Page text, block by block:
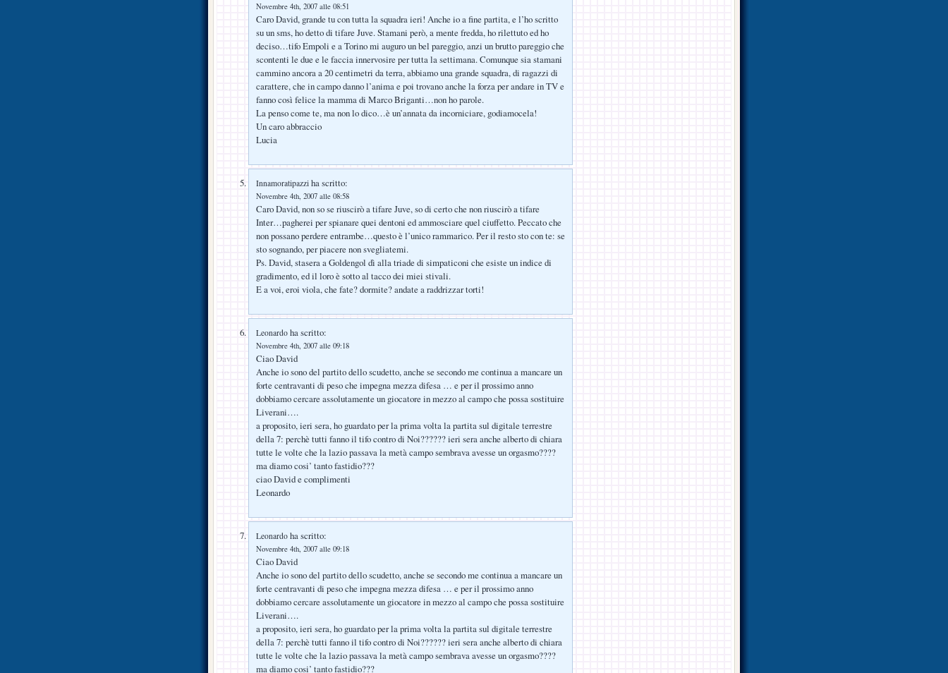
Novembre 4th, 2007 alle 08:51
Caro David, grande tu con tutta la squadra ieri! Anche io a fine partita, e l’ho scritto
su un sms, ho detto di tifare Juve. Stamani però, a mente fredda, ho rilettuto ed ho
deciso…tifo Empoli e a Torino mi auguro un bel pareggio, anzi un brutto pareggio che
scontenti le due e le faccia innervosire per tutta la settimana. Comunque sia stamani
cammino ancora a 20 centimetri da terra, abbiamo una grande squadra, di ragazzi di
carattere, che in campo danno l’anima e poi trovano anche la forza per andare in TV e
fanno così felice la mamma di Marco Briganti…non ho parole.
La penso come te, ma non lo dico…è un’annata da incorniciare, godiamocela!
Un caro abbraccio
Lucia
Innamoratipazzi ha scritto:
Novembre 4th, 2007 alle 08:58
Caro David, non so se riuscirò a tifare Juve, so di certo che non riuscirò a tifare
Inter…pagherei per spianare quei dentoni ed ammosciare quel ciuffetto. Peccato che
non possano perdere entrambe…questo è l’unico rammarico. Per il resto sto con te: se
sto sognando, per piacere non svegliatemi.
Ps. David, stasera a Goldengol dì alla triade di simpaticoni che esiste un indice di
gradimento, ed il loro è sotto al tacco dei miei stivali.
E a voi, eroi viola, che fate? dormite? andate a raddrizzar torti!
Leonardo ha scritto:
Novembre 4th, 2007 alle 09:18
Ciao David
Anche io sono del partito dello scudetto, anche se secondo me continua a mancare un
forte centravanti di peso che impegna mezza difesa … e per il prossimo anno
dobbiamo cercare assolutamente un giocatore in mezzo al campo che possa sostituire
Liverani….
a proposito, ieri sera, ho guardato per la prima volta la partita sul digitale terrestre
della 7: perchè tutti fanno il tifo contro di Noi?????? ieri sera anche alberto di chiara
tutte le volte che la lazio passava la metà campo sembrava avesse un orgasmo????
ma diamo cosi’ tanto fastidio???
ciao David e complimenti
Leonardo
Leonardo ha scritto:
Novembre 4th, 2007 alle 09:18
Ciao David
Anche io sono del partito dello scudetto, anche se secondo me continua a mancare un
forte centravanti di peso che impegna mezza difesa … e per il prossimo anno
dobbiamo cercare assolutamente un giocatore in mezzo al campo che possa sostituire
Liverani….
a proposito, ieri sera, ho guardato per la prima volta la partita sul digitale terrestre
della 7: perchè tutti fanno il tifo contro di Noi?????? ieri sera anche alberto di chiara
tutte le volte che la lazio passava la metà campo sembrava avesse un orgasmo????
ma diamo cosi’ tanto fastidio???